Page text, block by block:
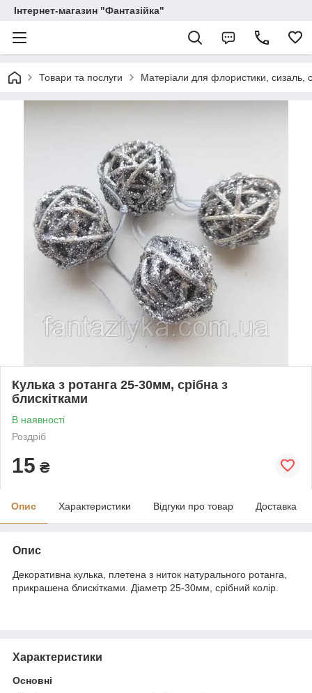
Інтернет-магазин "Фантазійка"
Товари та послуги Матеріали для флористики, сизаль,
Кулька з ротанга 25-30мм, срібна з
блискітками
В наявності
Роздріб
15 ₴
Опис Характеристики Відгуки про товар Доставка
Опис
Декоративна кулька, плетена з ниток натурального ротанга,
прикрашена блискітками. Діаметр 25-30мм, срібний колір.
Характеристики
Основні